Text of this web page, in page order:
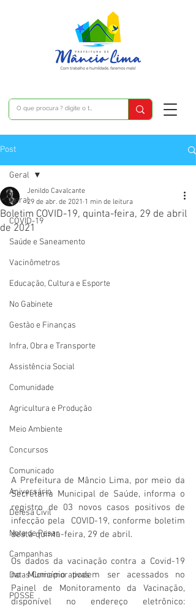
Post
Geral
COVID-19
Saúde e Saneamento
Vacinômetros
Educação, Cultura e Esporte
No Gabinete
Gestão e Finanças
Infra, Obra e Transporte
Assistência Social
Comunidade
Agricultura e Produção
Meio Ambiente
Concursos
Comunicado
Aniversário
Defesa Civil
Nota de Pesar
Campanhas
Datas Comemorativas
POSSE
Geral
Boletim COVID-19, quinta-feira, 29 de abril
de 2021
Jenildo Cavalcante
29 de abr. de 2021 1 min de leitura
A Prefeitura de Mâncio Lima, por meio da
Secretaria Municipal de Saúde, informa o
registro de 03 novos casos positivos de
infecção pela  COVID-19, conforme boletim
desta quinta-feira, 29 de abril.
Os dados da vacinação contra a Covid-19
no Município podem ser acessados no
Painel de Monitoramento da Vacinação,
disponível no endereço eletrônico: